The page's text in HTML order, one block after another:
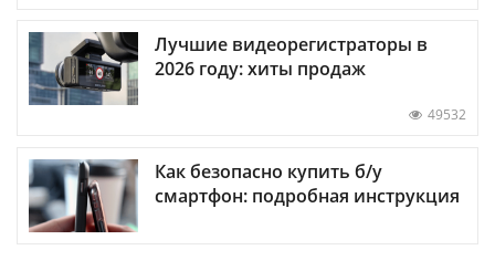
Лучшие видеорегистраторы в
2026 году: хиты продаж
49532
Как безопасно купить б/у
смартфон: подробная инструкция